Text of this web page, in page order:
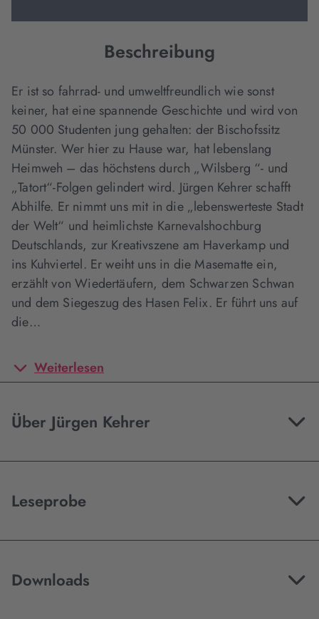
Beschreibung
Er ist so fahrrad- und umweltfreundlich wie sonst
keiner, hat eine spannende Geschichte und wird von
50 000 Studenten jung gehalten: der Bischofssitz
Münster. Wer hier zu Hause war, hat lebenslang
Heimweh – das höchstens durch „Wilsberg “- und
„Tatort“-Folgen gelindert wird. Jürgen Kehrer schafft
Abhilfe. Er nimmt uns mit in die „lebenswerteste Stadt
der Welt“ und heimlichste Karnevalshochburg
Deutschlands, zur Kreativszene am Haverkamp und
ins Kuhviertel. Er weiht uns in die Masematte ein,
erzählt von Wiedertäufern, dem Schwarzen Schwan
und dem Siegeszug des Hasen Felix. Er führt uns auf
die…
Weiterlesen
Über Jürgen Kehrer
Leseprobe
Downloads